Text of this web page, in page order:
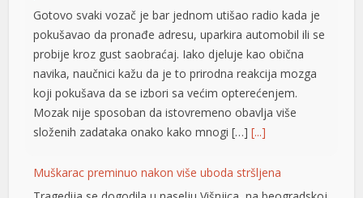
Gotovo svaki vozač je bar jednom utišao radio kada je
pokušavao da pronađe adresu, uparkira automobil ili se
probije kroz gust saobraćaj. Iako djeluje kao obična
navika, naučnici kažu da je to prirodna reakcija mozga
koji pokušava da se izbori sa većim opterećenjem.
Mozak nije sposoban da istovremeno obavlja više
složenih zadataka onako kako mnogi […][...]
Muškarac preminuo nakon više uboda stršljena